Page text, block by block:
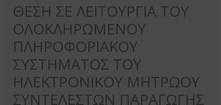
ΘΕΣΗ ΣΕ ΛΕΙΤΟΥΡΓΙΑ ΤΟΥ
ΟΛΟΚΛΗΡΩΜΕΝΟΥ
ΠΛΗΡΟΦΟΡΙΑΚΟΥ
ΣΥΣΤΗΜΑΤΟΣ ΤΟΥ
ΗΛΕΚΤΡΟΝΙΚΟΥ ΜΗΤΡΩΟΥ
ΣΥΝΤΕΛΕΣΤΩΝ ΠΑΡΑΓΩΓΗΣ